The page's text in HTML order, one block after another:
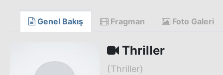
Genel Bakış Fragman Foto Galeri
Thriller
(Thriller)